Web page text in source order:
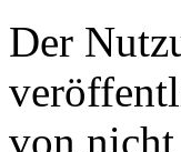
Der
von nicht